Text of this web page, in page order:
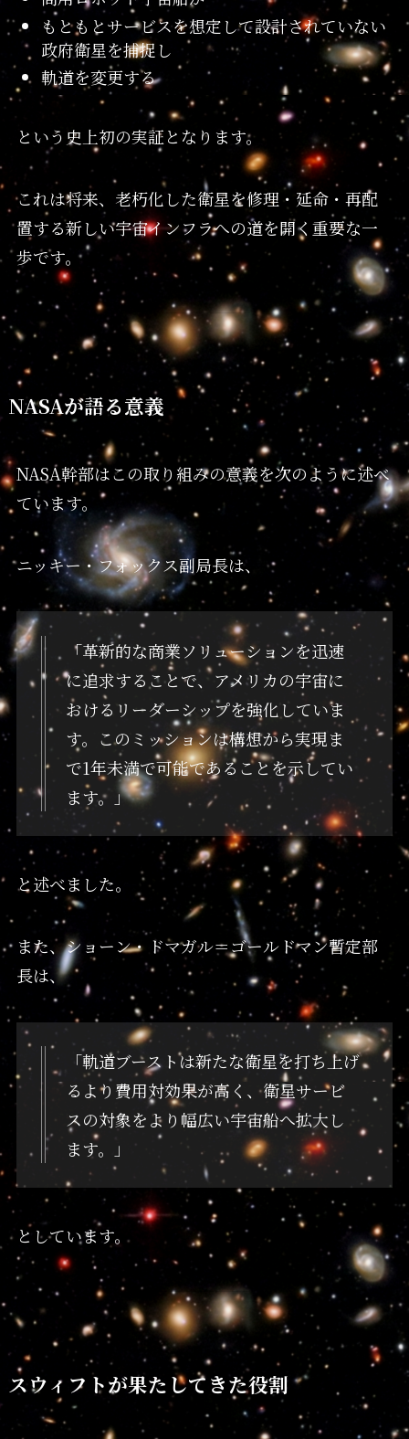
もともとサービスを想定して設計されていない
政府衛星を捕捉し
軌道を変更する
という史上初の実証となります。
これは将来、老朽化した衛星を修理・延命・再配
置する新しい宇宙インフラへの道を開く重要な一
歩です。
NASAが語る意義
NASA幹部はこの取り組みの意義を次のように述べ
ています。
ニッキー・フォックス副局長は、
「革新的な商業ソリューションを迅速
に追求することで、アメリカの宇宙に
おけるリーダーシップを強化していま
す。このミッションは構想から実現ま
で1年未満で可能であることを示してい
ます。」
と述べました。
また、ショーン・ドマガル＝ゴールドマン暫定部
長は、
「軌道ブーストは新たな衛星を打ち上げ
るより費用対効果が高く、衛星サービ
スの対象をより幅広い宇宙船へ拡大し
ます。」
としています。
スウィフトが果たしてきた役割